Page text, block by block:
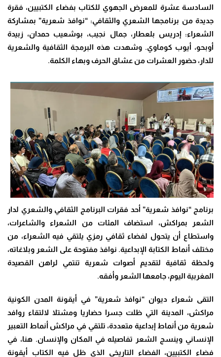
السادسة عشرة للمعرض الجهوي للكتاب بفضاء الكتبيين، فقرة
جديدة من برنامجها الشعري والثقافي: “نوافذ شعرية” بمشاركة
الشعراء: إدريس بلعطار، جمال نجيب، بوشعيب حمدان، زبيدة
أوبحو، أيوب كوماوي. وشهدت هذه البرمجة الثقافية والشعرية
للدار، حضور العشرات من عشاق الحرف وبهاء الكلمة.
برنامج “نوافذ شعرية” أحد فقرات البرنامج الثقافي والشعري لدار
الشعر بمراكش، استضاف المئات من الشعراء والشاعرات،
واستطاع أن يتحول لفضاء ثقافي رمزي يلتقي فيه الشعراء، من
مختلف أنماط الكتابة الإبداعية. نوافذ مفتوحة على الشعر وبلاغاته،
ولحظة ثقافية لتقديم أصوات شعرية تنتمي لراهن القصيدة
المغربية اليوم، جامعها الشعر وأفقه.
التقى شعراء ديوان “نوافذ شعرية” في أيقونة المدن الكونية
مراكش، المدينة التي ظلت جسرا حضاريا ومشتلا لالتقاء روافد
شعرية من أنماط إبداعية متعددة، تلتقي في مراكش أنماط التعبير
الإنساني وينسج الشعر تفاصيله في المكان والإنسان. هنا، في
فضاء الكتبيين، الفضاء التاريخي الذي ظل فيه الكتاب أيقونة